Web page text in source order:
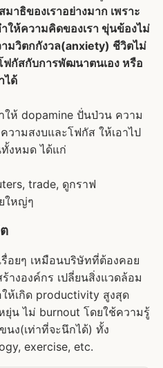
าธิของเราอย่างมาก เพราะ
ห้ความคิดของเรา ขุ่นข้องไม่
ามวิตกกังวล(anxiety) ชีวิตไม่
ฟกัสกับการพัฒนาตนเอง หรือ
ได้
ให้ dopamine ปั่นป่วน ความ
วามสงบและโฟกัส ให้เอาไป
ทั้งหมด ได้แก่
trade, ดูกราฟ
ใหญ่ๆ
รื่อยๆ เหมือนบริษัทที่ต้องคอย
างองค์กร เปลี่ยนสิ่งแวดล้อม
ห้เกิด productivity สูงสุด
น ไม่ burnout โดยใช้ความรู้
นง(เท่าที่จะนึกได้) ทั้ง
exercise, etc.